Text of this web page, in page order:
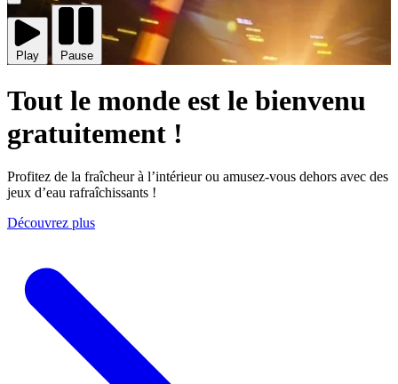
Play
vidéo
Play Pause
Tout le monde est le bienvenu
gratuitement !
Profitez de la fraîcheur à l’intérieur ou amusez-vous dehors avec des
jeux d’eau rafraîchissants !
Découvrez plus